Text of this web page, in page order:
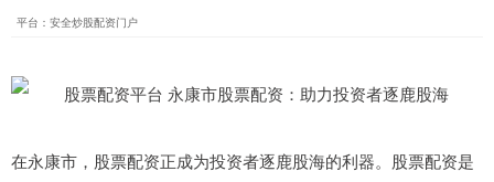
平台：安全炒股配资门户
在永康市，股票配资正成为投资者逐鹿股海的利器。股票配资是